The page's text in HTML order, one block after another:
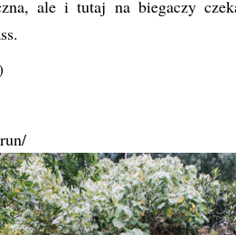
ale i tutaj na biegaczy